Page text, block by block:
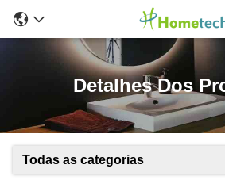
Detalhes Dos
Todas as categorias